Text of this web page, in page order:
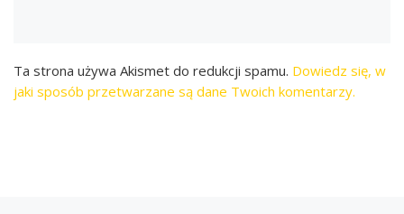
Ta strona używa Akismet do redukcji spamu. Dowiedz się, w
jaki sposób przetwarzane są dane Twoich komentarzy.